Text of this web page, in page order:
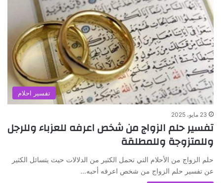
تفسير احلام
23 مايو، 2025
تفسير حلم الزواج من شخص اعرفه للعزباء وللرجل
وللمتزوجة وللمطلقة
حلم الزواج من الأحلام التي تحمل الكثير من الدلالات حيث يتسائل الكثير
عن تفسير حلم الزواج من شخص اعرفه أحبه…